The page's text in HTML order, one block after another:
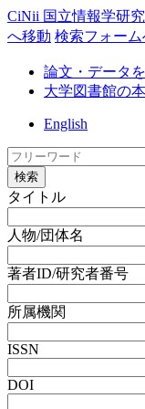
CiNii 国立情報学研
へ移動 検索フォーム
論文・データ
大学図書館の
English
検索
タイトル
人物/団体名
著者ID/研究者番号
所属機関
ISSN
DOI